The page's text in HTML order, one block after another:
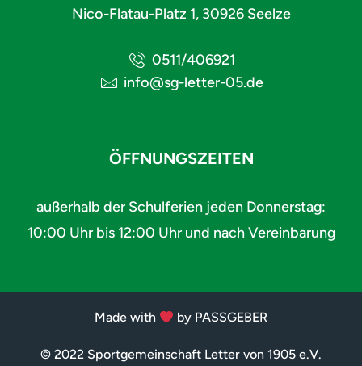
Nico-Flatau-Platz 1, 30926 Seelze
0511/406921
info@sg-letter-05.de
ÖFFNUNGSZEITEN
außerhalb der Schulferien jeden Donnerstag:
10:00 Uhr bis 12:00 Uhr und nach Vereinbarung
Made with by PASSGEBER
© 2022 Sportgemeinschaft Letter von 1905 e.V.